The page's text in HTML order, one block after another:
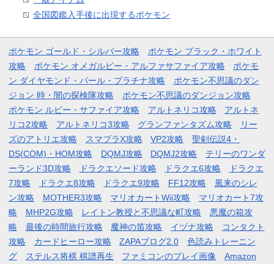
全国図鑑入手後に出現するポケモン
ポケモン ゴールド・シルバー攻略
ポケモン ブラック・ホワイト
攻略
ポケモン オメガルビー・アルファサファイア攻略
ポケモ
ン ダイヤモンド・パール・プラチナ攻略
ポケモン不思議のダン
ジョン 時・闇の探検隊攻略
ポケモン不思議のダンジョン攻略
ポケモン ルビー・サファイア攻略
アルトネリコ攻略
アルトネ
リコ2攻略
アルトネリコ3攻略 グランファンタズム攻略
リー
ズのアトリエ攻略
スマブラX攻略 VP2攻略
聖剣伝説4・
DS(COM)・HOM攻略
DQMJ攻略 DQMJ2攻略
テリーのワンダ
ーランド3D攻略
ドラクエソード攻略 ドラクエ6攻略
ドラクエ
7攻略
ドラクエ8攻略 ドラクエ9攻略 FF12攻略
風来のシレ
ン攻略
MOTHER3攻略 マリオカートWii攻略
マリオカート7攻
略
MHP2G攻略 レイトン教授と不思議な町攻略
悪魔の箱攻
略
最後の時間旅行攻略 魔神の笛攻略 イヅナ攻略
コンタクト
攻略
カードヒーロー攻略 ZAPAブログ2.0
色読みトレーニン
グ
ステルス将棋 棋譜再生 ファミコンのプレイ画像 Amazon